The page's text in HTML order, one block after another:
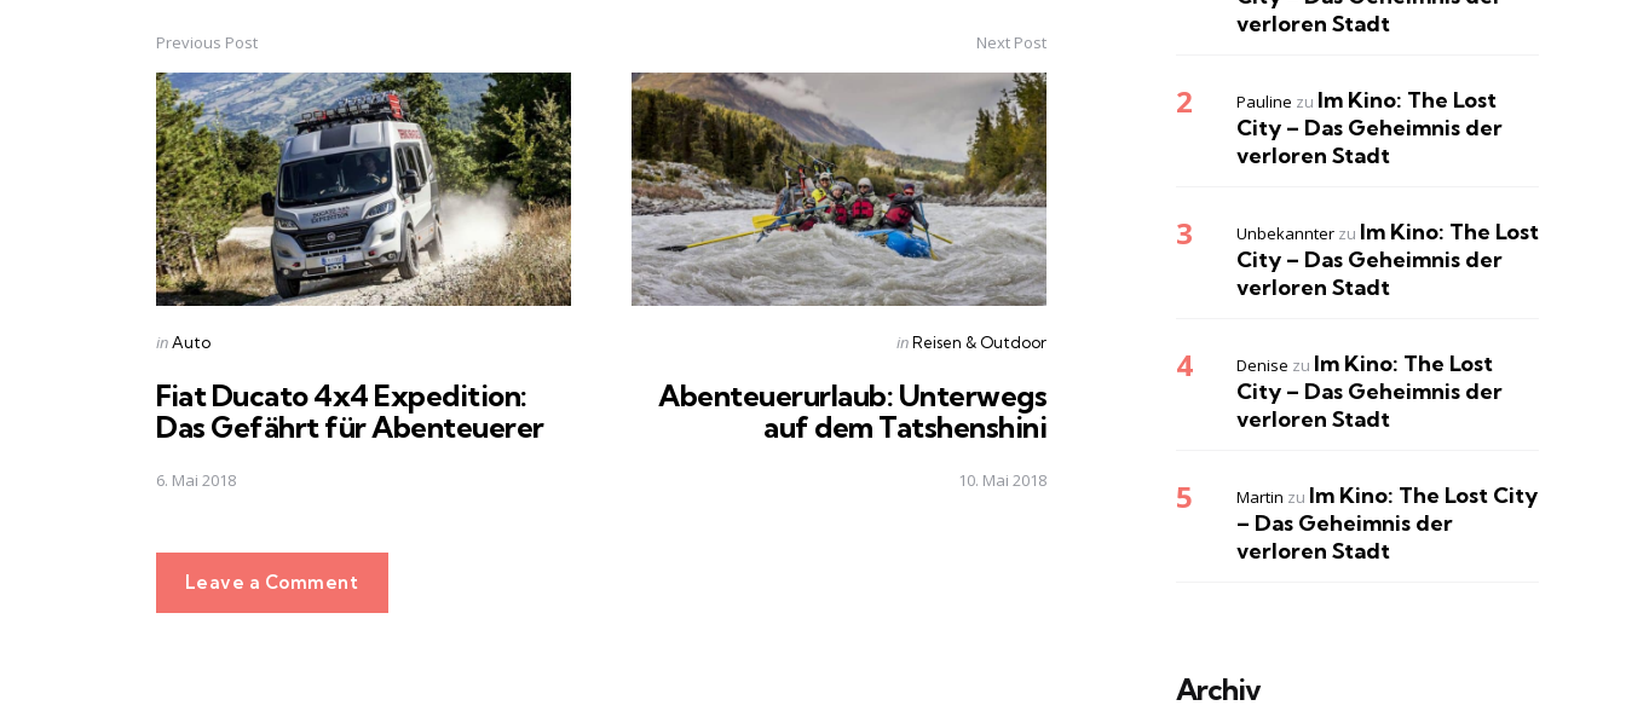
Post
navigation
Previous Post
Posted
inAuto
Fiat Ducato 4x4 Expedition:
Das Gefährt für Abenteuerer
6. Mai 2018
Next Post
Posted
inReisen & Outdoor
Abenteuerurlaub: Unterwegs
auf dem Tatshenshini
10. Mai 2018
Leave a Comment
verloren Stadt
Pauline zu Im Kino: The Lost
City – Das Geheimnis der
verloren Stadt
Unbekannter zu Im Kino: The Lost
City – Das Geheimnis der
verloren Stadt
Denise zu Im Kino: The Lost
City – Das Geheimnis der
verloren Stadt
Martin zu Im Kino: The Lost City
– Das Geheimnis der
verloren Stadt
Archiv